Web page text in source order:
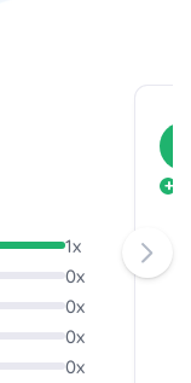
1x
0x
0x
0x
0x